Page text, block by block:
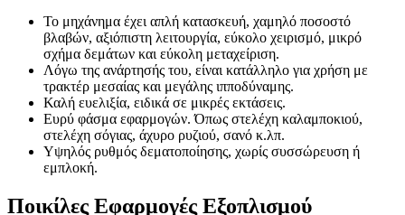
Το μηχάνημα έχει απλή κατασκευή, χαμηλό ποσοστό
βλαβών, αξιόπιστη λειτουργία, εύκολο χειρισμό, μικρό
σχήμα δεμάτων και εύκολη μεταχείριση.
Λόγω της ανάρτησής του, είναι κατάλληλο για χρήση με
τρακτέρ μεσαίας και μεγάλης ιπποδύναμης.
Καλή ευελιξία, ειδικά σε μικρές εκτάσεις.
Ευρύ φάσμα εφαρμογών. Όπως στελέχη καλαμποκιού,
στελέχη σόγιας, άχυρο ρυζιού, σανό κ.λπ.
Υψηλός ρυθμός δεματοποίησης, χωρίς συσσώρευση ή
εμπλοκή.
Ποικίλες Εφαρμογές Εξοπλισμού